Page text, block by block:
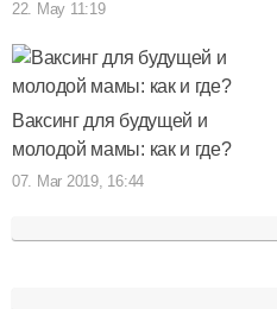
22. May 11:19
Ваксинг для будущей и
молодой мамы: как и где?
07. Mar 2019, 16:44